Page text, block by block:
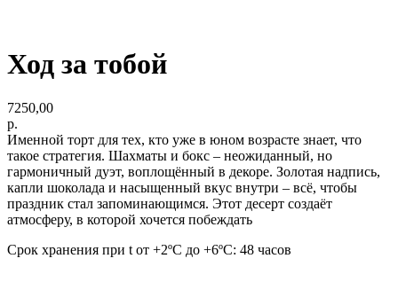
Ход за тобой
7250,00
р.
Именной торт для тех, кто уже в юном возрасте знает, что
такое стратегия. Шахматы и бокс – неожиданный, но
гармоничный дуэт, воплощённый в декоре. Золотая надпись,
капли шоколада и насыщенный вкус внутри – всё, чтобы
праздник стал запоминающимся. Этот десерт создаёт
атмосферу, в которой хочется побеждать
Срок хранения при t от +2ºС до +6ºС: 48 часов